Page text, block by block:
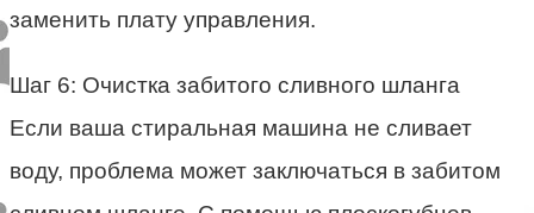
заменить плату управления.
Шаг 6: Очистка забитого сливного шланга
Если ваша стиральная машина не сливает
воду, проблема может заключаться в забитом